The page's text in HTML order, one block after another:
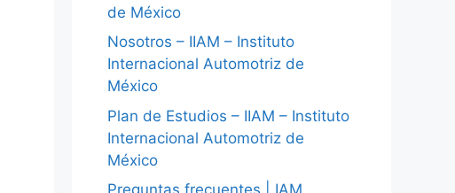
de México
Nosotros – IIAM – Instituto
Internacional Automotriz de
México
Plan de Estudios – IIAM – Instituto
Internacional Automotriz de
México